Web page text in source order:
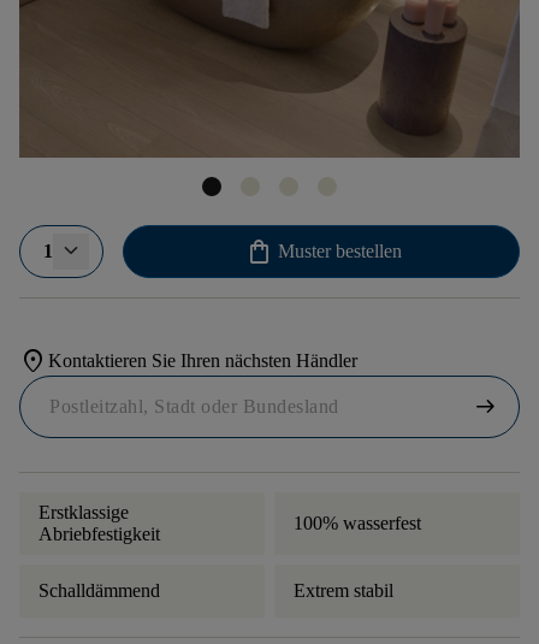
1 shopping_bag Muster bestellen
location_on Kontaktieren Sie Ihren nächsten Händler
arrow_right_alt
Erstklassige
Abriebfestigkeit
100% wasserfest
Schalldämmend Extrem stabil